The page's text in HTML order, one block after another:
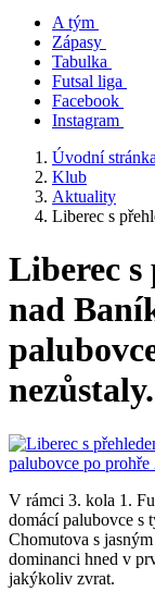
A tým
Zápasy
Tabulka
Futsal liga
Facebook
Instagram
Úvodní stránka
Klub
Aktuality
Liberec s
Liberec s
nad
nezůstaly.
V rámci 3. kola 1.
domácí palubovce s
Chomutova s
dominanci hned v
jakýkoliv zvrat.